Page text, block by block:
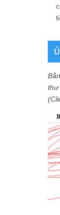
thư